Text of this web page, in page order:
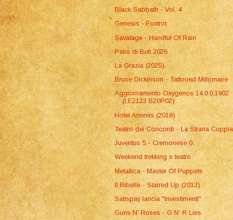
Black Sabbath - Vol. 4
Genesis - Foxtrot
Savatage - Handful Of Rain
Palio di Buti 2026
La Grazia (2025)
Bruce Dickinson - Tattooed Millionaire
Aggiornamento Oxygenos 14.0.0.1902
(LE2123 B20P02)
Hotel Artemis (2018)
Teatro dei Concordi - La Strana Coppia
Juventus 5 - Cremonese 0
Weekend trekking e teatro
Metallica - Master Of Puppets
Il Ribelle - Starred Up (2013)
Satispay lancia "Investimenti"
Guns N' Roses - G N' R Lies